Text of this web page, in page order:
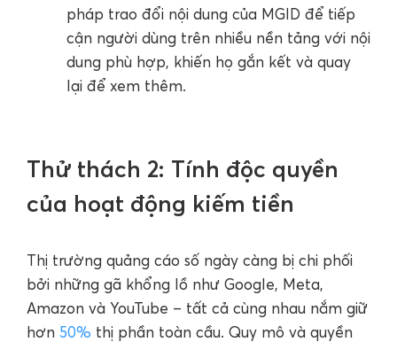
pháp trao đổi nội dung của MGID để tiếp
cận người dùng trên nhiều nền tảng với nội
dung phù hợp, khiến họ gắn kết và quay
lại để xem thêm.
Thử thách 2: Tính độc quyền
của hoạt động kiếm tiền
Thị trường quảng cáo số ngày càng bị chi phối
bởi những gã khổng lồ như Google, Meta,
Amazon và YouTube – tất cả cùng nhau nắm giữ
hơn 50% thị phần toàn cầu. Quy mô và quyền